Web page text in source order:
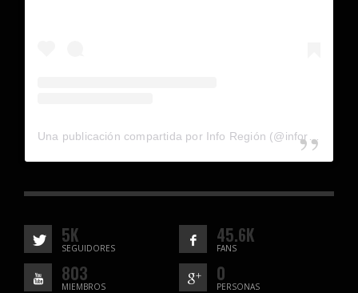
5K
SEGUIDORES
45.6K
FANS
803
MIEMBROS
0
PERSONAS